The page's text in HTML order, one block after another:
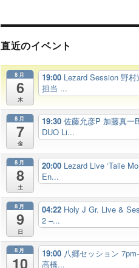
直近のイベント
8月
6
木
19:00 Lezard Session 野村
担当 ...
8月
7
金
19:30佐藤允彦P 加藤真一
DUO Li...
8月
8
土
20:00 Lezard Live ‘Talie
En...
8月
9
日
04:22 Holy J Gr. Live &
2 –...
8月
10
19:00 八郷セッション
高橋...